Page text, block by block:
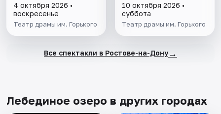
4 октября 2026 •
воскресенье
Театр драмы им. Горького
10 октября 2026 •
суббота
Театр драмы им. Горького
Все спектакли в Ростове-на-Дону→
Лебединое озеро в других городах